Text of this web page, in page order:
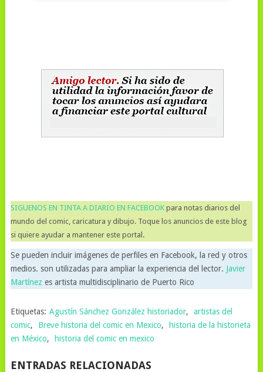
SIGUENOS EN TINTA A DIARIO EN FACEBOOKpara notas diarios del
mundo del comic, caricatura y dibujo. Toque los anuncios de este blog
si quiere ayudar a mantener este portal.
Se pueden incluir imágenes de perfiles en Facebook, la red y otros
medios. son utilizadas para ampliar la experiencia del lector. Javier
Martínez es artista multidisciplinario de Puerto Rico
Etiquetas: Agustín Sánchez González historiador,
artistas del
comic, Breve historia del comic en Mexico,
historia de la historieta
en México, historia del comic en mexico
ENTRADAS RELACIONADAS